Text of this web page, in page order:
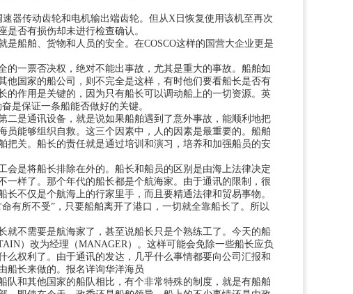
器传动齿轮和电机输出端齿轮。但从X日恢复使用该机至再次
否有损伤却未进行检查确认。
船舶、货物和人员的安全。在COSCO这样的国营大企业更是
一票否决权，绝对不能出事故，尤其是重大的事故。船舶如
国家的船公司，则不完全是这样，有时他们要看船长是否有
作用是关键的，因为只有船长可以调动船上的一切资源。英
是保证一条船能否做好的关键。
是通讯设备，就是说如果船舶遇到了意外事故，能顺利地把
能够组织自救。这三个因素中，人的因素是最重要的。船舶
把关。船长的责任就是通过培训和演习，培养和加强船员的安
是将船长排除在外的。船长和船员的区别是由海上法律决定
样了。那个年代的船长都是个航海家。由于通讯的限制，很
不仅是个航海上的行家里手，而且要精通法律和贸易事物。
有所不受”，只要船舶离开了港口，一切就全靠船长了。所以
不需要是航海家了，甚至说船长只是个熟练工了。今天的船
）改为经理（MANAGER）。这样可能会免除一些船长应负
权利了。由于通讯的发达，几乎什么事情都要向公司汇报和
船长来做的。 报名详询华洋海员
和其他国家的船队相比，有个非常特殊的制度，就是有船舶